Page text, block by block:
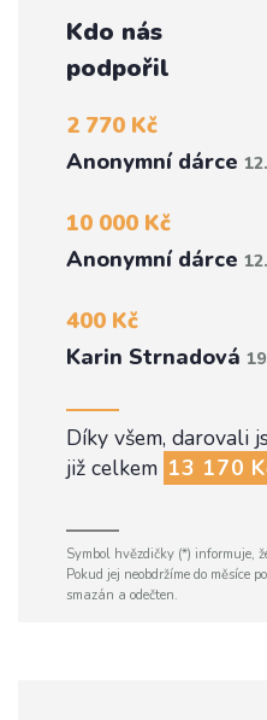
Kdo nás
podpořil
2 770 Kč
Anonymní dárce
10 000 Kč
Anonymní dárce
400 Kč
Karin Strnadová
Díky všem, darovali
již celkem 13 170
Symbol hvězdičky (*) informuje,
Pokud jej neobdržíme do měsíce
smazán a odečten.